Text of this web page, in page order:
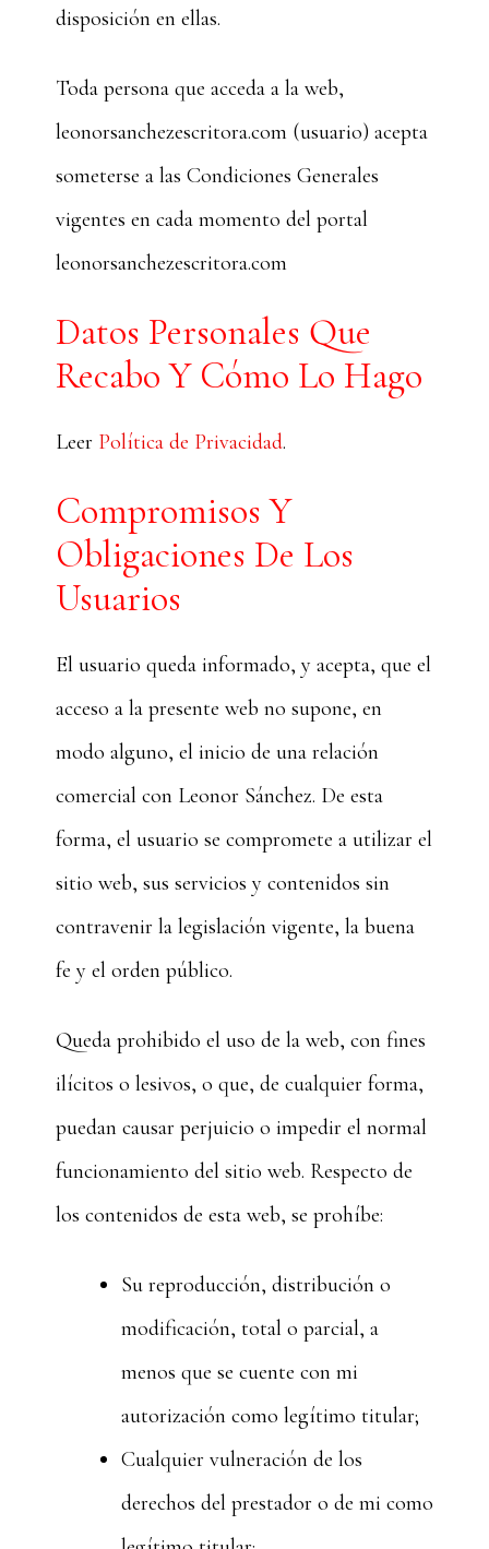
disposición en ellas.
Toda persona que acceda a la web,
leonorsanchezescritora.com (usuario) acepta
someterse a las Condiciones Generales
vigentes en cada momento del portal
leonorsanchezescritora.com
Datos Personales Que
Recabo Y Cómo Lo Hago
Leer Política de Privacidad.
Compromisos Y
Obligaciones De Los
Usuarios
El usuario queda informado, y acepta, que el
acceso a la presente web no supone, en
modo alguno, el inicio de una relación
comercial con Leonor Sánchez. De esta
forma, el usuario se compromete a utilizar el
sitio web, sus servicios y contenidos sin
contravenir la legislación vigente, la buena
fe y el orden público.
Queda prohibido el uso de la web, con fines
ilícitos o lesivos, o que, de cualquier forma,
puedan causar perjuicio o impedir el normal
funcionamiento del sitio web. Respecto de
los contenidos de esta web, se prohíbe:
Su reproducción, distribución o
modificación, total o parcial, a
menos que se cuente con mi
autorización como legítimo titular;
Cualquier vulneración de los
derechos del prestador o de mi como